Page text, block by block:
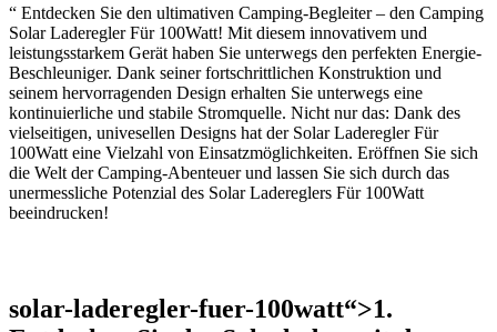
“ Entdecken Sie den ultimativen ​Camping-Begleiter – den Camping
Solar Laderegler Für⁢ 100Watt! Mit diesem innovativem und‌
leistungsstarkem Gerät haben Sie unterwegs den perfekten Energie-
Beschleuniger. Dank seiner fortschrittlichen ⁢Konstruktion und
seinem hervorragenden Design erhalten Sie unterwegs eine
kontinuierliche und stabile Stromquelle. Nicht nur das: Dank des
vielseitigen, univesellen Designs hat der Solar Laderegler ‍Für
100Watt eine Vielzahl von Einsatzmöglichkeiten. Eröffnen​ Sie sich
die Welt der Camping-Abenteuer und lassen Sie sich durch das
unermessliche Potenzial des Solar Ladereglers Für 100Watt
beeindrucken!
solar-laderegler-fuer-100watt“>1.